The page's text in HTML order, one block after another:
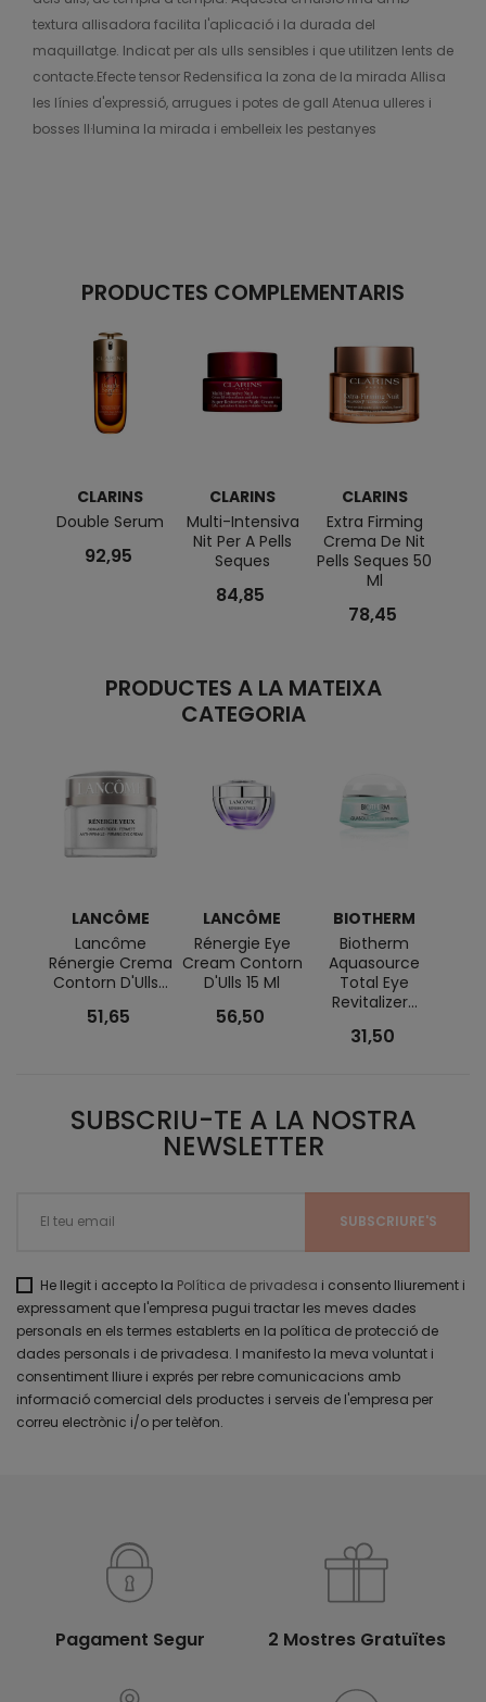
textura allisadora facilita l'aplicació i la durada del
maquillatge. Indicat per als ulls sensibles i que utilitzen lents de
contacte.Efecte tensor Redensifica la zona de la mirada Allisa
les línies d'expressió, arrugues i potes de gall Atenua ulleres i
bosses Il·lumina la mirada i embelleix les pestanyes
PRODUCTES COMPLEMENTARIS
CLARINS
Double Serum
92,95
CLARINS
Multi-Intensiva
Nit Per A Pells
Seques
84,85
CLARINS
Extra Firming
Crema De Nit
Pells Seques 50
Ml
78,45
PRODUCTES A LA MATEIXA
CATEGORIA
LANCÔME
Lancôme
Rénergie Crema
Contorn D'Ulls...
51,65
LANCÔME
Rénergie Eye
Cream Contorn
D'Ulls 15 Ml
56,50
BIOTHERM
Biotherm
Aquasource
Total Eye
Revitalizer...
31,50
SUBSCRIU-TE A LA NOSTRA
NEWSLETTER
He llegit i accepto la Política de privadesa i consento lliurement i
expressament que l'empresa pugui tractar les meves dades
personals en els termes establerts en la política de protecció de
dades personals i de privadesa. I manifesto la meva voluntat i
consentiment lliure i exprés per rebre comunicacions amb
informació comercial dels productes i serveis de l'empresa per
correu electrònic i/o per telèfon.
Pagament Segur 2 Mostres Gratuïtes